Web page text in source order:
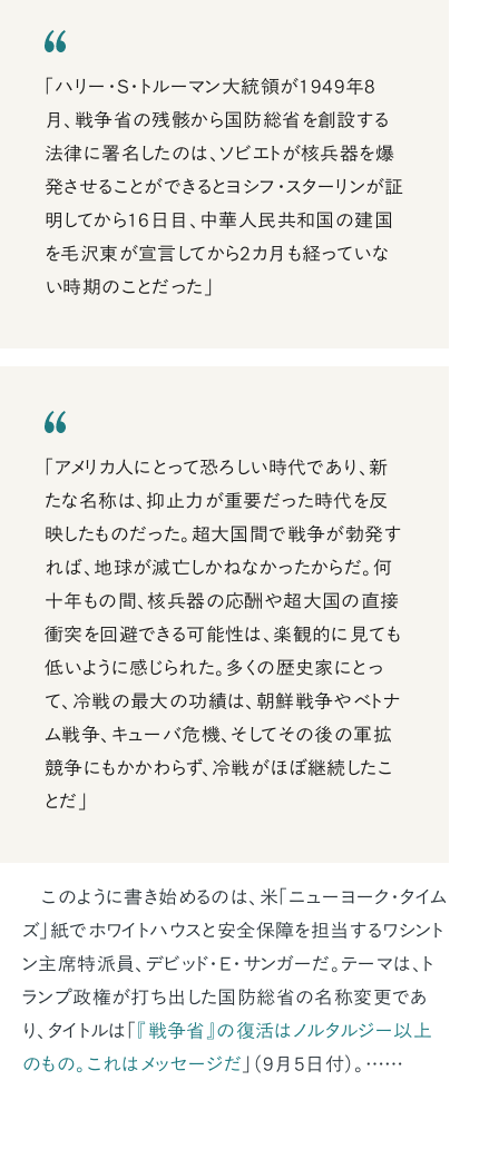
「ハリー・S・トルーマン大統領が1949年8
月、戦争省の残骸から国防総省を創設する
法律に署名したのは、ソビエトが核兵器を爆
発させることができるとヨシフ・スターリンが証
明してから16日目、中華人民共和国の建国
を毛沢東が宣言してから2カ月も経っていな
い時期のことだった」
「アメリカ人にとって恐ろしい時代であり、新
たな名称は、抑止力が重要だった時代を反
映したものだった。超大国間で戦争が勃発す
れば、地球が滅亡しかねなかったからだ。何
十年もの間、核兵器の応酬や超大国の直接
衝突を回避できる可能性は、楽観的に見ても
低いように感じられた。多くの歴史家にとっ
て、冷戦の最大の功績は、朝鮮戦争やベトナ
ム戦争、キューバ危機、そしてその後の軍拡
競争にもかかわらず、冷戦がほぼ継続したこ
とだ」
このように書き始めるのは、米「ニューヨーク・タイム
ズ」紙でホワイトハウスと安全保障を担当するワシント
ン主席特派員、デビッド・E・サンガーだ。テーマは、ト
ランプ政権が打ち出した国防総省の名称変更であ
り、タイトルは「
『戦争省』の復活はノルタルジー以上
のもの。これはメッセージだ 」（9月5日付）。……